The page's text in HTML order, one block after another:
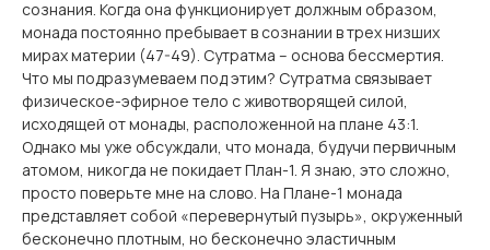
сознания. Когда она функционирует должным образом,
монада постоянно пребывает в сознании в трех низших
мирах материи (47-49). Сутратма – основа бессмертия.
Что мы подразумеваем под этим? Сутратма связывает
физическое-эфирное тело с животворящей силой,
исходящей от монады, расположенной на плане 43:1.
Однако мы уже обсуждали, что монада, будучи первичным
атомом, никогда не покидает План-1. Я знаю, это сложно,
просто поверьте мне на слово. На Плане-1 монада
представляет собой «перевернутый пузырь», окруженный
бесконечно плотным, но бесконечно эластичным